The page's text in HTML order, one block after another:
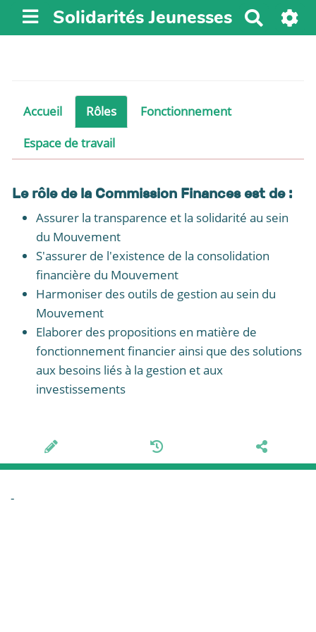
Solidarités Jeunesses
e
e
Accueil Rôles
Fonctionnement
Espace de travail
Le rôle de la Commission Finances est de :
Assurer la transparence et la solidarité au sein
du Mouvement
S'assurer de l'existence de la consolidation
financière du Mouvement
Harmoniser des outils de gestion au sein du
Mouvement
Elaborer des propositions en matière de
fonctionnement financier ainsi que des solutions
aux besoins liés à la gestion et aux
investissements
-